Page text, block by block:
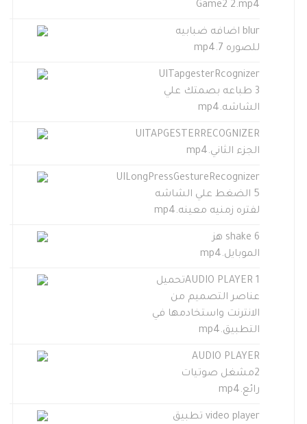
Game2 2.mp4
blur اضافه ضبابيه
للصوره 7.mp4
UITapgesterRcognizer
3 طباعه بصمتك علي
الشاشه.mp4
UITAPGESTERRECOGNIZER
الجزء الثاني.mp4
UILongPressGestureRecognizer
5 الضغط علي الشاشه
لفتره زمنيه معينه.mp4
shake 6 هز
الموبايل.mp4
AUDIO PLAYER 1تحميل
عناصر التصميم من
الانترنت واستخادمها في
التطبيق.mp4
AUDIO PLAYER
2مشغل صوتيات
رائع.mp4
video player تطبيق